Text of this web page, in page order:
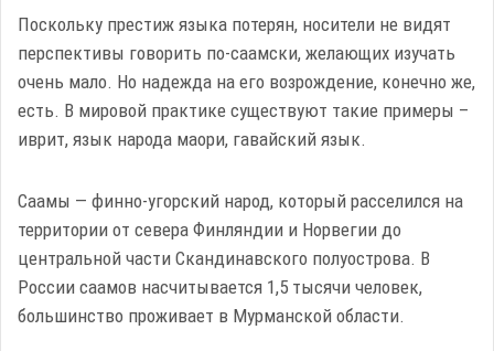
Поскольку престиж языка потерян, носители не видят
перспективы говорить по-саамски, желающих изучать
очень мало. Но надежда на его возрождение, конечно же,
есть. В мировой практике существуют такие примеры –
иврит, язык народа маори, гавайский язык.
Саамы — финно-угорский народ, который расселился на
территории от севера Финляндии и Норвегии до
центральной части Скандинавского полуострова. В
России саамов насчитывается 1,5 тысячи человек,
большинство проживает в Мурманской области.